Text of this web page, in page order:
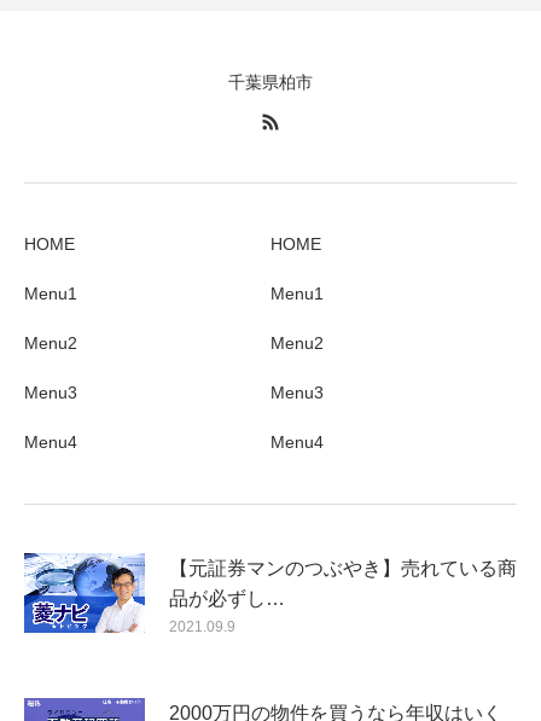
千葉県柏市
HOME
Menu1
Menu2
Menu3
Menu4
HOME
Menu1
Menu2
Menu3
Menu4
【元証券マンのつぶやき】売れている商
品が必ずし…
2021.09.9
2000万円の物件を買うなら年収はいく